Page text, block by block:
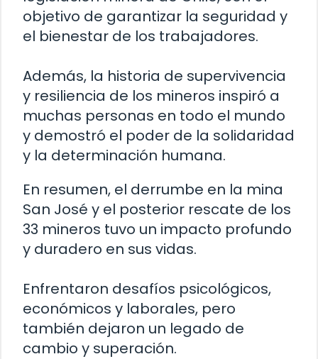
objetivo de garantizar la seguridad y
el bienestar de los trabajadores.
Además, la historia de supervivencia
y resiliencia de los mineros inspiró a
muchas personas en todo el mundo
y demostró el poder de la solidaridad
y la determinación humana.
En resumen, el derrumbe en la mina
San José y el posterior rescate de los
33 mineros tuvo un impacto profundo
y duradero en sus vidas.
Enfrentaron desafíos psicológicos,
económicos y laborales, pero
también dejaron un legado de
cambio y superación.